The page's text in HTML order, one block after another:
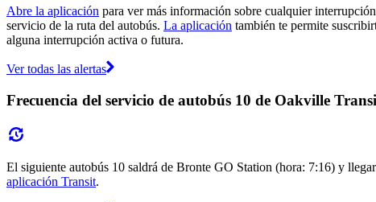
Abre la aplicación para ver más información sobre cualquier
servicio de la ruta del autobús. La aplicación también te permite
alguna interrupción activa o futura.
Ver todas las alertas
Frecuencia del servicio de autobús 10 de Oakville
El siguiente autobús 10 saldrá de Bronte GO Station (hora: 7:16) y
aplicación Transit.